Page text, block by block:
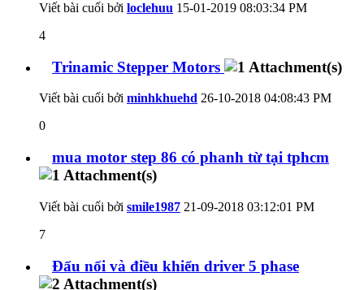
Viết bài cuối bởi loclehuu 15-01-2019 08:03:34 PM
4
Trinamic Stepper Motors
Viết bài cuối bởi minhkhuehd 26-10-2018 04:08:43 PM
0
mua motor step 86 có phanh từ tại tphcm
Viết bài cuối bởi smile1987 21-09-2018 03:12:01 PM
7
Đấu nối và điều khiển driver 5 phase